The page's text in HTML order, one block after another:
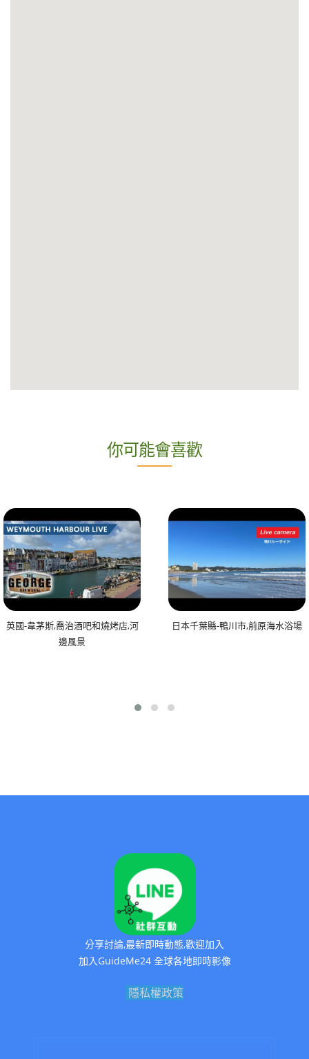
你可能會喜歡
英國-韋茅斯,喬治酒吧和燒烤店,河
邊風景
日本千葉縣-鴨川市,前原海水浴場
分享討論,最新即時動態,歡迎加入
加入GuideMe24 全球各地即時影像
隱私權政策